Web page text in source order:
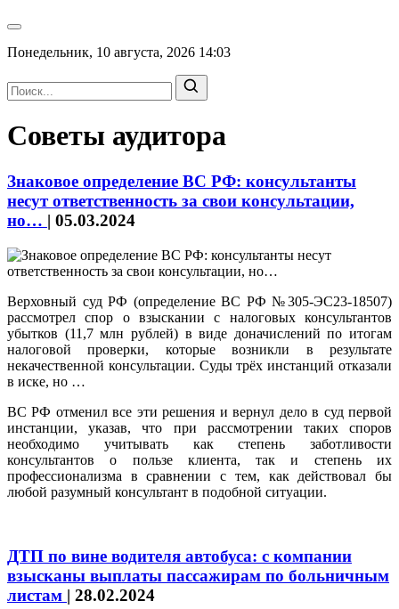
Понедельник, 10 августа, 2026 14:03
Советы аудитора
Знаковое определение ВС РФ: консультанты
несут ответственность за свои консультации,
но… | 05.03.2024
Верховный суд РФ (определение ВС РФ №305-ЭС23-18507)
рассмотрел спор о взыскании с налоговых консультантов
убытков (11,7 млн рублей) в виде доначислений по итогам
налоговой проверки, которые возникли в результате
некачественной консультации. Суды трёх инстанций отказали
в иске, но …
ВС РФ отменил все эти решения и вернул дело в суд первой
инстанции, указав, что при рассмотрении таких споров
необходимо учитывать как степень заботливости
консультантов о пользе клиента, так и степень их
профессионализма в сравнении с тем, как действовал бы
любой разумный консультант в подобной ситуации.
ДТП по вине водителя автобуса: с компании
взысканы выплаты пассажирам по больничным
листам | 28.02.2024